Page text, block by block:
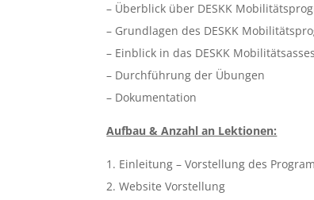
– Überblick über DESKK
– Grundlagen des DESKK
– Einblick in das DESKK
– Durchführung der Übungen
– Dokumentation
Aufbau & Anzahl an Lektionen:
1. Einleitung – Vorstellung des
2. Website Vorstellung